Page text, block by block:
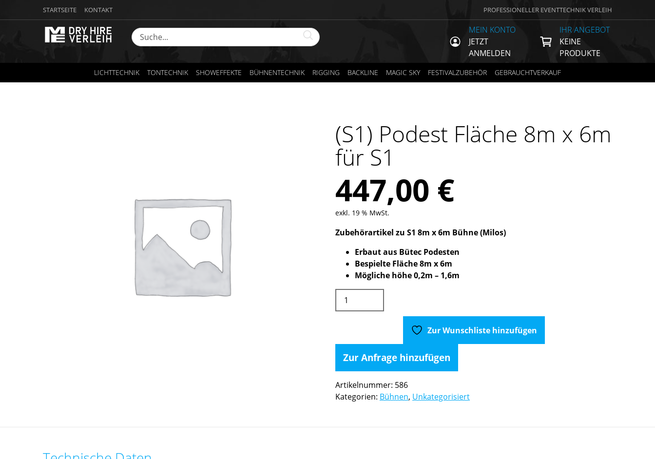
STARTSEITE KONTAKT PROFESSIONELLER EVENTTECHNIK VERLEIH
MEIN KONTO
JETZT
ANMELDEN
IHR ANGEBOT
KEINE
PRODUKTE
LICHTTECHNIK TONTECHNIK SHOWEFFEKTE BÜHNENTECHNIK RIGGING BACKLINE MAGIC SKY FESTIVALZUBEHÖR GEBRAUCHTVERKAUF
(S1) Podest Fläche 8m x 6m
für S1
447,00 €
exkl. 19 % MwSt.
Zubehörartikel zu S1 8m x 6m Bühne (Milos)
Erbaut aus Bütec Podesten
Bespielte Fläche 8m x 6m
Mögliche höhe 0,2m – 1,6m
Podest
6m
für
Menge
Zur Wunschliste hinzufügen
Zur Anfrage hinzufügen
Artikelnummer: 586
Kategorien: Bühnen, Unkategorisiert